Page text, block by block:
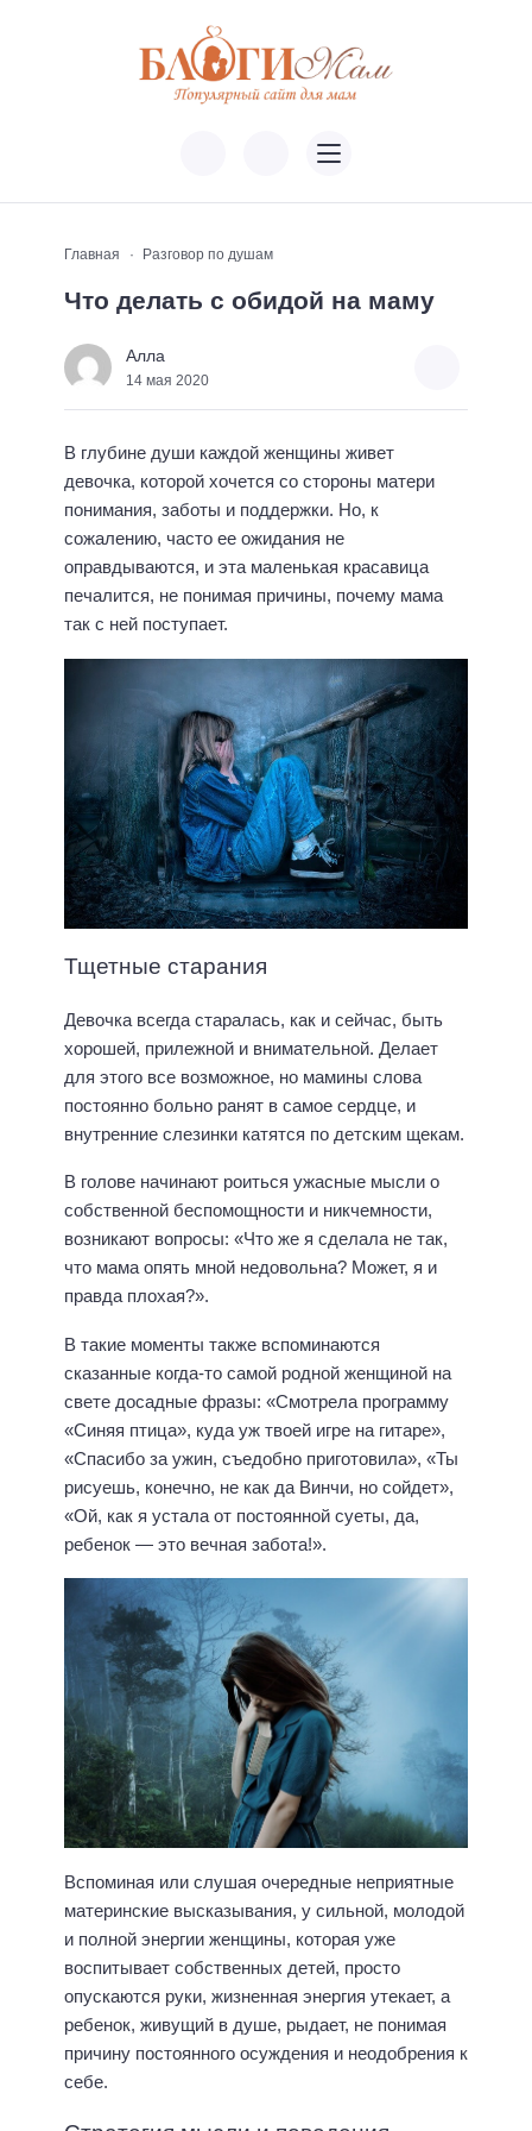
Главная Разговор по душам
Что делать с обидой на маму
Алла
14 мая 2020
В глубине души каждой женщины живет
девочка, которой хочется со стороны матери
понимания, заботы и поддержки. Но, к
сожалению, часто ее ожидания не
оправдываются, и эта маленькая красавица
печалится, не понимая причины, почему мама
так с ней поступает.
Тщетные старания
Девочка всегда старалась, как и сейчас, быть
хорошей, прилежной и внимательной. Делает
для этого все возможное, но мамины слова
постоянно больно ранят в самое сердце, и
внутренние слезинки катятся по детским щекам.
В голове начинают роиться ужасные мысли о
собственной беспомощности и никчемности,
возникают вопросы: «Что же я сделала не так,
что мама опять мной недовольна? Может, я и
правда плохая?».
В такие моменты также вспоминаются
сказанные когда-то самой родной женщиной на
свете досадные фразы: «Смотрела программу
«Синяя птица», куда уж твоей игре на гитаре»,
«Спасибо за ужин, съедобно приготовила», «Ты
рисуешь, конечно, не как да Винчи, но сойдет»,
«Ой, как я устала от постоянной суеты, да,
ребенок — это вечная забота!».
Вспоминая или слушая очередные неприятные
материнские высказывания, у сильной, молодой
и полной энергии женщины, которая уже
воспитывает собственных детей, просто
опускаются руки, жизненная энергия утекает, а
ребенок, живущий в душе, рыдает, не понимая
причину постоянного осуждения и неодобрения к
себе.